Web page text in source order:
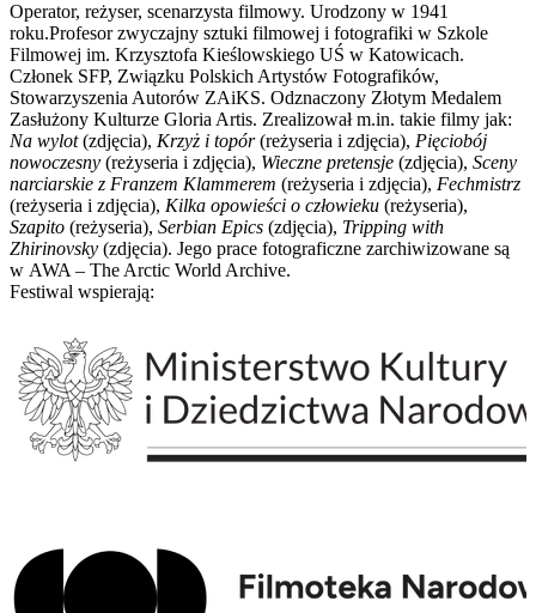
Operator, reżyser, scenarzysta filmowy. Urodzony w 1941
roku.Profesor zwyczajny sztuki filmowej i fotografiki w Szkole
Filmowej im. Krzysztofa Kieślowskiego UŚ w Katowicach.
Członek SFP, Związku Polskich Artystów Fotografików,
Stowarzyszenia Autorów ZAiKS. Odznaczony Złotym Medalem
Zasłużony Kulturze Gloria Artis. Zrealizował m.in. takie filmy jak:
Na wylot(zdjęcia), Krzyż i topór(reżyseria i zdjęcia), Pięciobój
nowoczesny (reżyseria i zdjęcia), Wieczne pretensje (zdjęcia), Sceny
narciarskie z Franzem Klammerem (reżyseria i zdjęcia), Fechmistrz
(reżyseria i zdjęcia), Kilka opowieści o człowieku (reżyseria),
Szapito (reżyseria), Serbian Epics (zdjęcia), Tripping with
Zhirinovsky (zdjęcia). Jego prace fotograficzne zarchiwizowane są
w AWA – The Arctic World Archive.
Festiwal wspierają: